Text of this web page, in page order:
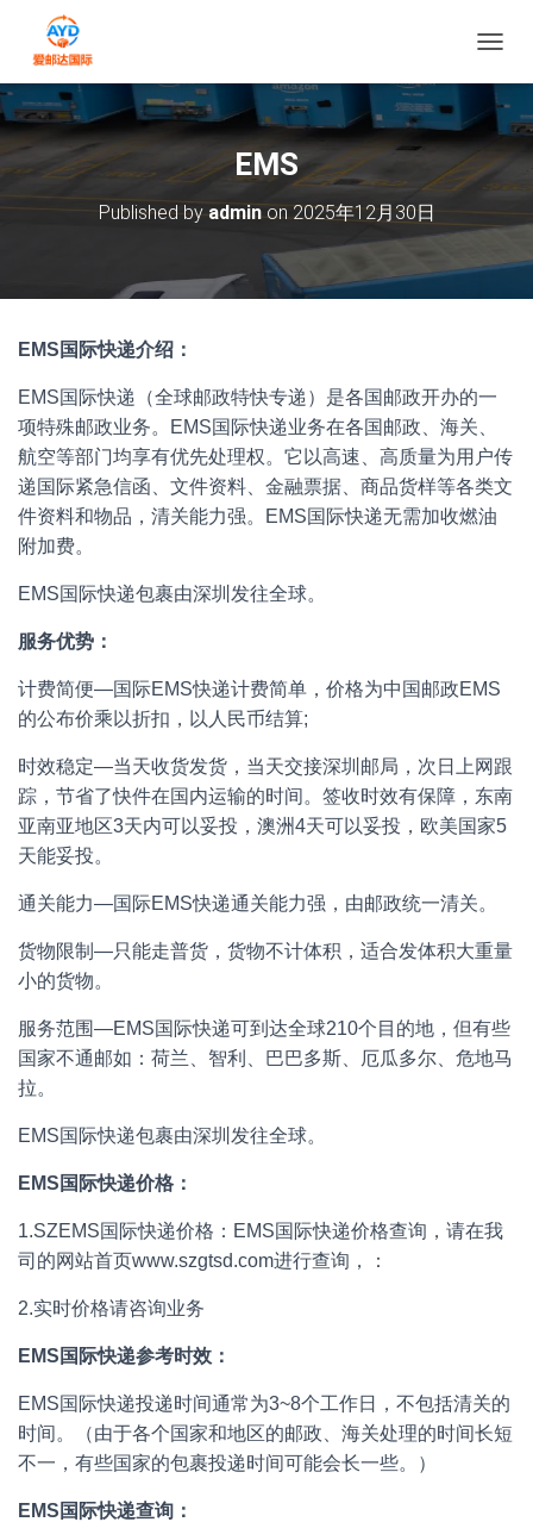
EMS
Published byadminon 2025年12月30日
EMS国际快递介绍：
EMS国际快递（全球邮政特快专递）是各国邮政开办的一
项特殊邮政业务。EMS国际快递业务在各国邮政、海关、
航空等部门均享有优先处理权。它以高速、高质量为用户传
递国际紧急信函、文件资料、金融票据、商品货样等各类文
件资料和物品，清关能力强。EMS国际快递无需加收燃油
附加费。
EMS国际快递包裹由深圳发往全球。
服务优势：
计费简便—国际EMS快递计费简单，价格为中国邮政EMS
的公布价乘以折扣，以人民币结算;
时效稳定—当天收货发货，当天交接深圳邮局，次日上网跟
踪，节省了快件在国内运输的时间。签收时效有保障，东南
亚南亚地区3天内可以妥投，澳洲4天可以妥投，欧美国家5
天能妥投。
通关能力—国际EMS快递通关能力强，由邮政统一清关。
货物限制—只能走普货，货物不计体积，适合发体积大重量
小的货物。
服务范围—EMS国际快递可到达全球210个目的地，但有些
国家不通邮如：荷兰、智利、巴巴多斯、厄瓜多尔、危地马
拉。
EMS国际快递包裹由深圳发往全球。
EMS国际快递价格：
1.SZEMS国际快递价格：EMS国际快递价格查询，请在我
司的网站首页www.szgtsd.com进行查询，：
2.实时价格请咨询业务
EMS国际快递参考时效：
EMS国际快递投递时间通常为3~8个工作日，不包括清关的
时间。（由于各个国家和地区的邮政、海关处理的时间长短
不一，有些国家的包裹投递时间可能会长一些。）
EMS国际快递查询：